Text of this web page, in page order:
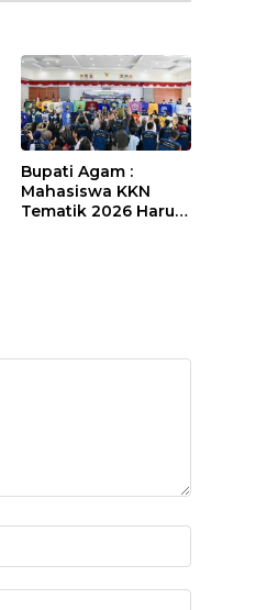
Bupati Agam :
Mahasiswa KKN
Tematik 2026 Harus